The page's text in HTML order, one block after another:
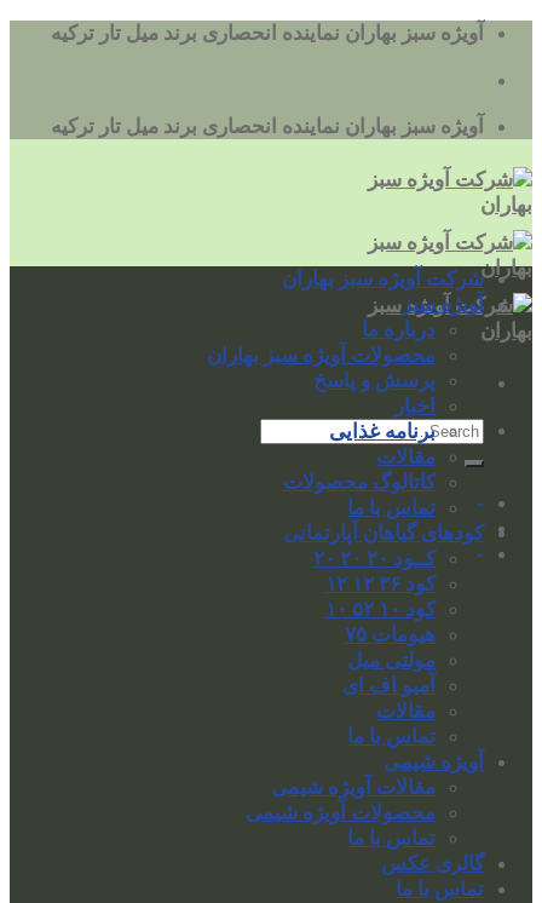
بروید
آویژه سبز بهاران نماینده انحصاری برند میل تار ترکیه
آویژه سبز بهاران نماینده انحصاری برند میل تار ترکیه
-
-
شرکت آویژه سبز بهاران
آویژه سبز
درباره ما
محصولات آویژه سبز بهاران
پرسش و پاسخ
اخبار
برنامه غذایی
مقالات
کاتالوگ محصولات
تماس با ما
کودهای گیاهان آپارتمانی
کــود ۲۰ ۲۰ ۲۰
کود ۳۶ ۱۲ ۱۲
کود ۱۰ ۵۲ ۱۰
هیومات ۷۵
مولتی میل
آمیو اف ای
مقالات
تماس با ما
آویژه شیمی
مقالات آویژه شیمی
محصولات آویژه شیمی
تماس با ما
گالری عکس
تماس با ما